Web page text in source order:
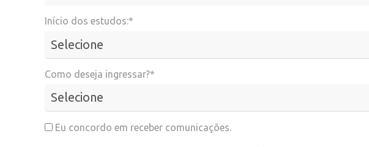
Início dos estudos:*
Como deseja ingressar?*
Eu concordo em receber comunicações.